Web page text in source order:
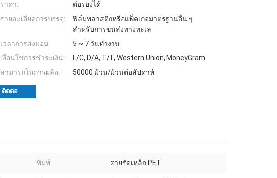
ราคา:
ต่อรองได้
รายละเอียดการบรรจุ:
ฟิล์มพลาสติกหรือแพ็คเกจมาตรฐานอื่น ๆ
สำหรับการขนส่งทางทะเล
เวลาการส่งมอบ:
5 ~ 7 วันทำงาน
เงื่อนไขการชำระเงิน:
L/C, D/A, T/T, Western Union, MoneyGram
สามารถในการผลิต:
50000 ม้วน/ม้วนต่อสัปดาห์
ติดต่อ
พิมพ์: สายรัดเหล็ก PET